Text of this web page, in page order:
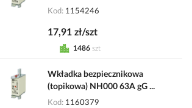
Kod 1154246
17,91 zł/szt
1486 szt
Wkładka bezpiecznikowa
(topikowa) NH000 63A gG ...
Kod 1160379